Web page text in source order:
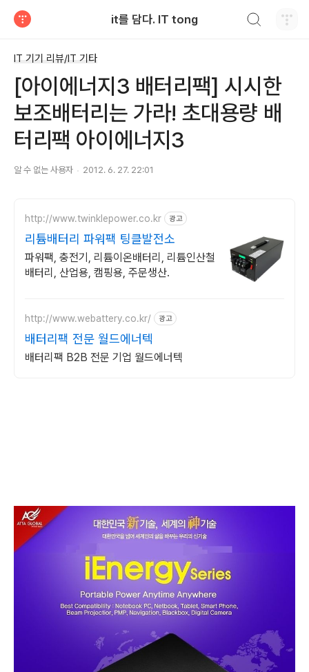
it를 담다. IT tong
IT 기기 리뷰/IT 기타
[아이에너지3 배터리팩] 시시한
보조배터리는 가라! 초대용량 배
터리팩 아이에너지3
알 수 없는 사용자 2012. 6. 27. 22:01
http://www.twinklepower.co.kr 광고
리튬배터리 파워팩 팅클발전소
파워팩, 충전기, 리튬이온배터리, 리튬인산철
배터리, 산업용, 캠핑용, 주문생산.
http://www.webattery.co.kr/ 광고
배터리팩 전문 월드에너텍
배터리팩 B2B 전문 기업 월드에너텍